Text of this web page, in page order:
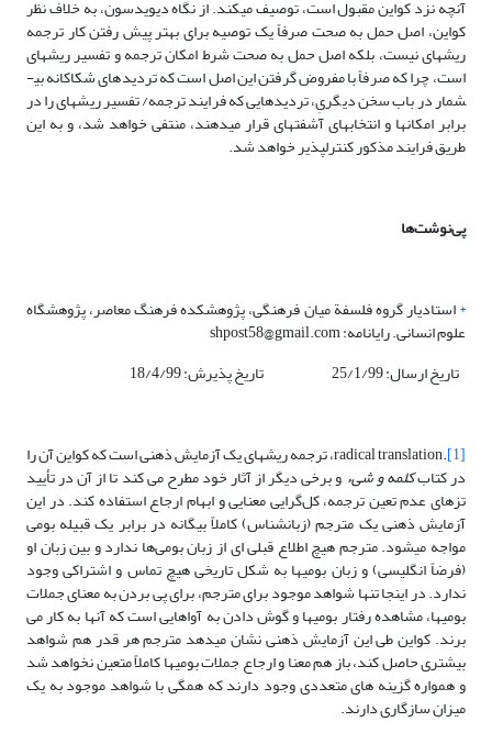
آنچه نزد کواین مقبول است، توصیف می­کند. از نگاه دیویدسون، به خلاف نظر
کواین، اصل حمل به صحت صرفاً یک توصیه برای بهتر پیش رفتن کار ترجمه
ریشه­ای نیست، بلکه اصل حمل به صحت شرط امکان ترجمه و تفسیر ریشه­ای
است، چرا که صرفاً با مفروض گرفتن این اصل است که تردیدهای شکاکانه بی­
شمار در باب سخن دیگریِ، تردیدهایی که فرایند ترجمه/ تفسیر ریشه­ای را در
برابر امکان­ها و انتخاب­های آشفته­ای قرار می­دهند، منتفی خواهد شد، و به این
طریق فرایند مذکور کنترل­پذیر خواهد شد.
پی‌نوشت‌ها
*استادیار گروه فلسفة میان فرهنگی، پژوهشکده فرهنگ معاصر، پژوهشگاه
علوم انسانی. رایانامه: shpost58@gmail.com
تاریخ ارسال: 25/1/99 تاریخ پذیرش: 18/4/99
[1] .radical translation، ترجمه ریشه­ای یک آزمایش ذهنی است که کواین آن را
در کتابکلمه و شیء و برخی دیگر از آثار خود مطرح می کند تا از آن در تأیید
تزهای عدم تعین ترجمه، کل‌گرایی معنایی و ابهام ارجاع استفاده کند. در این
آزمایش ذهنی یک مترجم (زبان­شناس) کاملاً بیگانه در برابر یک قبیله بومی
مواجه می­شود. مترجم هیچ اطلاع قبلی ای از زبان بومی‌ها ندارد و بین زبان او
(فرضاً انگلیسی) و زبان بومی­ها به شکل تاریخی هیچ تماس و اشتراکی وجود
ندارد. در اینجا تنها شواهد موجود برای مترجم، برای پی بردن به معنای جملات
بومی­ها، مشاهده رفتار بومی­ها و گوش دادن به آواهایی است که آنها به کار می
برند. کواین طی این آزمایش ذهنی نشان می­دهد مترجم هر قدر هم شواهد
بیشتری حاصل کند، باز هم معنا و ارجاع جملات بومی­ها کاملاً متعین نخواهد شد
و همواره گزینه های متعددی وجود دارند که همگی با شواهد موجود به یک
میزان سازگاری دارند.